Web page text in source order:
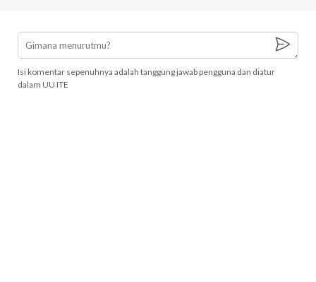
Isi komentar sepenuhnya adalah tanggung jawab pengguna dan diatur
dalam UU ITE